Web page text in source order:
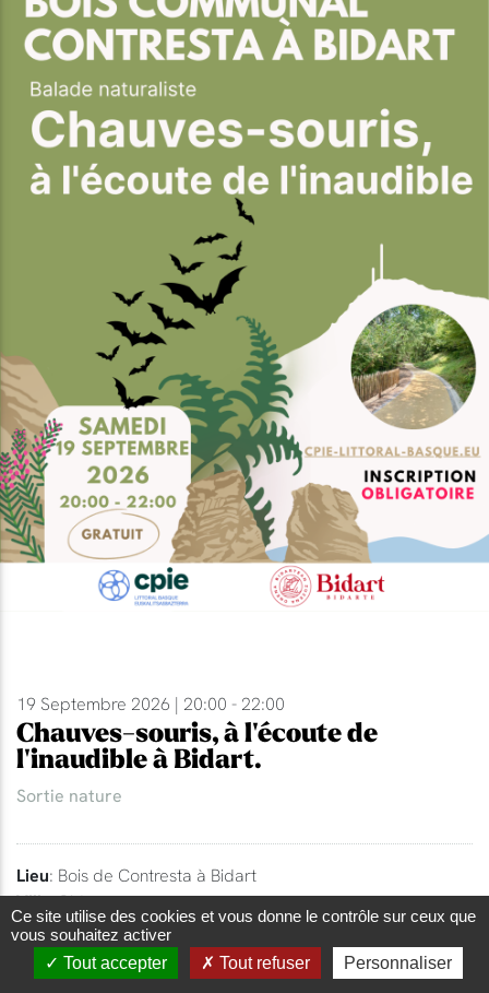
19 Septembre 2026 | 20:00 - 22:00
Chauves-souris, à l'écoute de
l'inaudible à Bidart.
Sortie nature
Lieu: Bois de Contresta à Bidart
Ville: Bidart
Ce site utilise des cookies et vous donne le contrôle sur ceux que
vous souhaitez activer
Tout accepter
Tout refuser Personnaliser